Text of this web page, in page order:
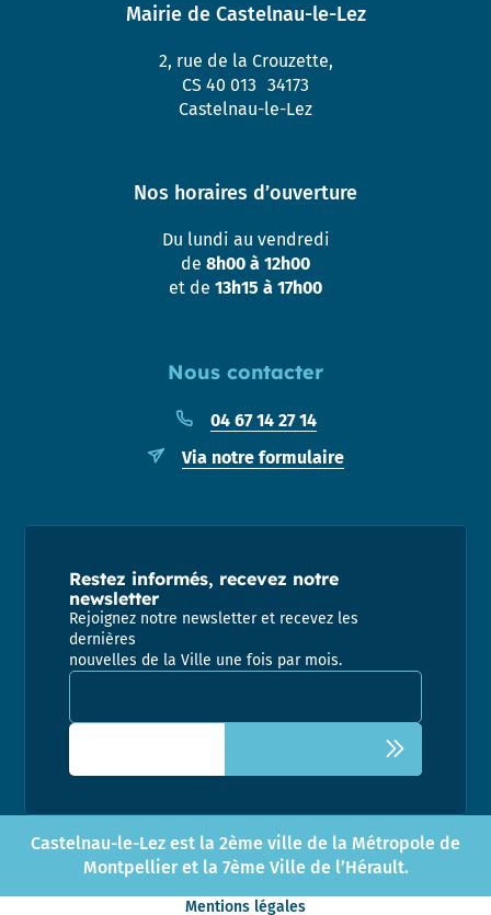
Nous contacter
04 67 14 27 14
Via notre formulaire
Mairie de Castelnau-le-Lez
2, rue de la Crouzette,
CS 40 013 34173
Castelnau-le-Lez
Nos horaires d’ouverture
Du lundi au vendredi
de 8h00 à 12h00
et de 13h15 à 17h00
Restez informés, recevez notre
newsletter
Rejoignez notre newsletter et recevez les
dernières
nouvelles de la Ville une fois par mois.
Adresse email pour la newsletter
Castelnau-le-Lez est la 2ème ville de la Métropole de
Montpellier et la 7ème Ville de l’Hérault.
Mentions légales